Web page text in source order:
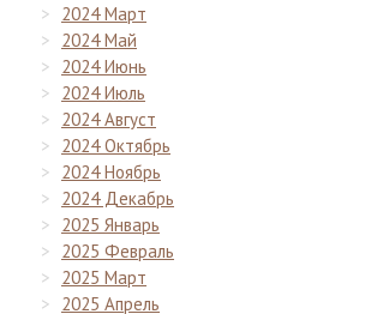
2024 Март
2024 Май
2024 Июнь
2024 Июль
2024 Август
2024 Октябрь
2024 Ноябрь
2024 Декабрь
2025 Январь
2025 Февраль
2025 Март
2025 Апрель